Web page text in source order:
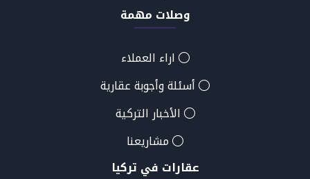
وصلات مهمة
اراء العملاء
أسئلة وأجوبة عقارية
الأخبار التركية
مشاريعنا
عقارات في تركيا